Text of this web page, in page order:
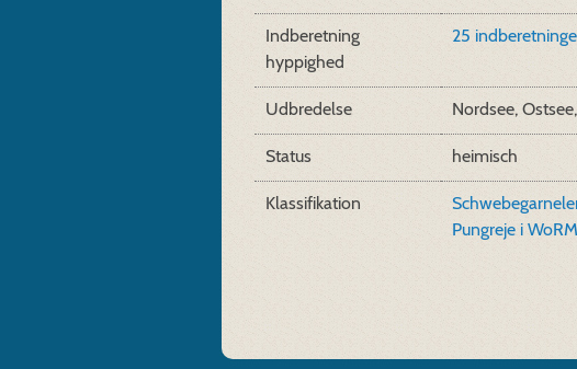
Indberetning
hyppighed
25
Udbredelse Nordsee,
Status heimisch
Klassifikation
Pungreje i